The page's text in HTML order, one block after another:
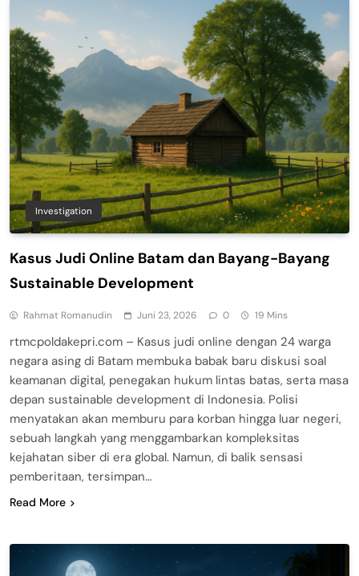
Investigation
Kasus Judi Online Batam dan Bayang-Bayang
Sustainable Development
Rahmat Romanudin Juni 23, 2026 0 19 Mins
rtmcpoldakepri.com – Kasus judi online dengan 24 warga
negara asing di Batam membuka babak baru diskusi soal
keamanan digital, penegakan hukum lintas batas, serta masa
depan sustainable development di Indonesia. Polisi
menyatakan akan memburu para korban hingga luar negeri,
sebuah langkah yang menggambarkan kompleksitas
kejahatan siber di era global. Namun, di balik sensasi
pemberitaan, tersimpan…
Read More